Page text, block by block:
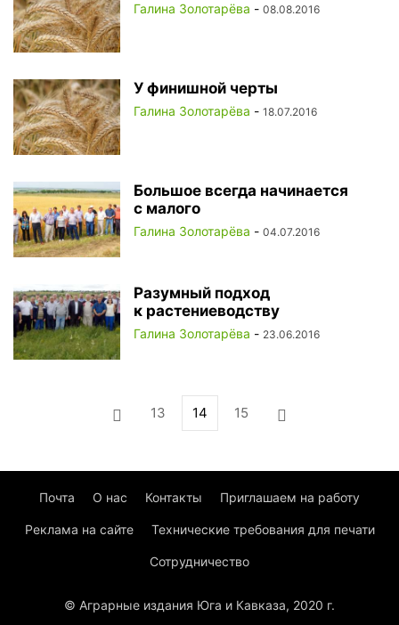
Галина Золотарёва - 08.08.2016
У финишной черты
Галина Золотарёва - 18.07.2016
Большое всегда начинается
с малого
Галина Золотарёва - 04.07.2016
Разумный подход
к растениеводству
Галина Золотарёва - 23.06.2016
13 14 15
Почта О нас Контакты Приглашаем на работу
Реклама на сайте Технические требования для печати
Сотрудничество
© Аграрные издания Юга и Кавказа, 2020 г.